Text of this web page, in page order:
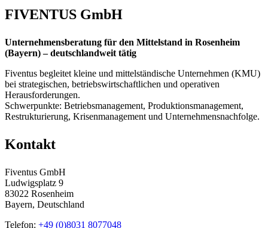
FIVENTUS GmbH
Unternehmensberatung für den Mittelstand in Rosenheim
(Bayern) – deutschlandweit tätig
Fiventus begleitet kleine und mittelständische Unternehmen (KMU)
bei strategischen, betriebswirtschaftlichen und operativen
Herausforderungen.
Schwerpunkte: Betriebsmanagement, Produktionsmanagement,
Restrukturierung, Krisenmanagement und Unternehmensnachfolge.
Kontakt
Fiventus GmbH
Ludwigsplatz 9
83022 Rosenheim
Bayern, Deutschland
Telefon: +49 (0)8031 8077048